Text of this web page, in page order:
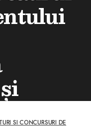
SI CONCURSURI DE